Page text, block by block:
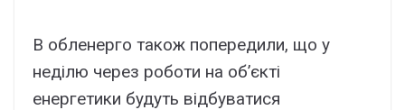
В обленерго також попередили, що у
неділю через роботи на об’єкті
енергетики будуть відбуватися